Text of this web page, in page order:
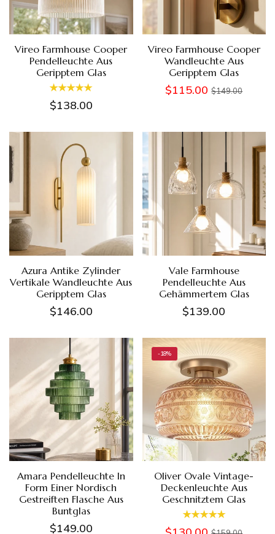
Vireo Farmhouse Cooper
Pendelleuchte Aus
Geripptem Glas
$138.00
Vireo Farmhouse Cooper
Wandleuchte Aus
Geripptem Glas
$115.00 $149.00
Azura Antike Zylinder
Vertikale Wandleuchte Aus
Geripptem Glas
$146.00
Vale Farmhouse
Pendelleuchte Aus
Gehämmertem Glas
$139.00
Amara Pendelleuchte In
Form Einer Nordisch
Gestreiften Flasche Aus
Buntglas
$149.00
-18%
Oliver Ovale Vintage-
Deckenleuchte Aus
Geschnitztem Glas